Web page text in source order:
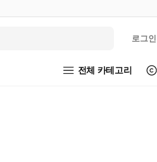
로그인
전체 카테고리